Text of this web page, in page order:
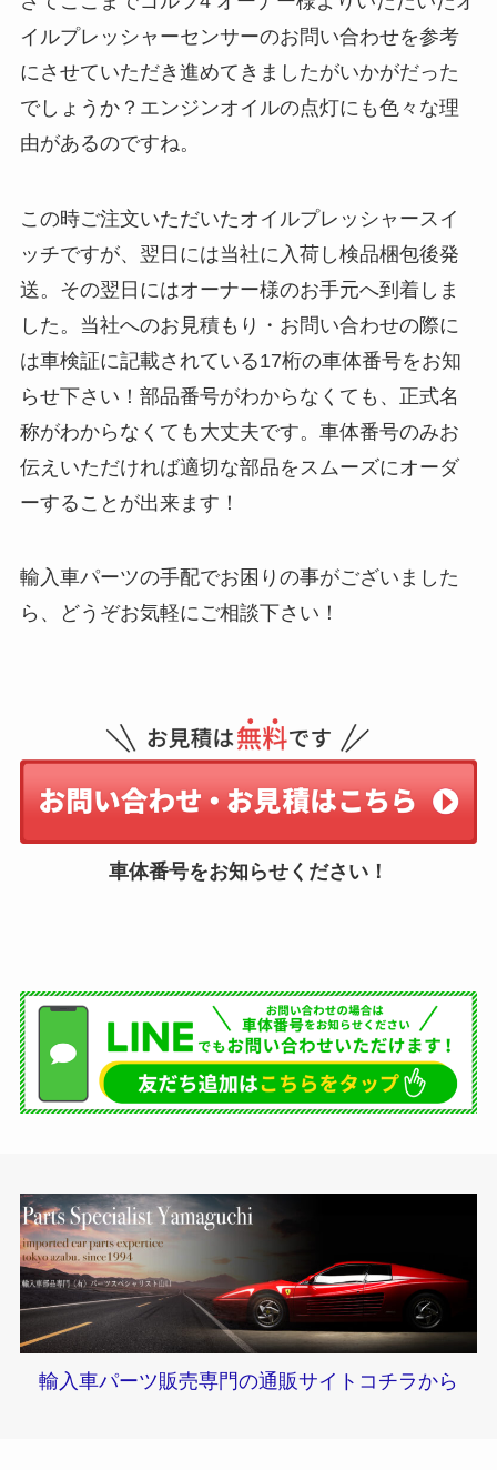
イルプレッシャーセンサーのお問い合わせを参考
にさせていただき進めてきましたがいかがだった
でしょうか？エンジンオイルの点灯にも色々な理
由があるのですね。
この時ご注文いただいたオイルプレッシャースイ
ッチですが、翌日には当社に入荷し検品梱包後発
送。その翌日にはオーナー様のお手元へ到着しま
した。当社へのお見積もり・お問い合わせの際に
は車検証に記載されている17桁の車体番号をお知
らせ下さい！部品番号がわからなくても、正式名
称がわからなくても大丈夫です。車体番号のみお
伝えいただければ適切な部品をスムーズにオーダ
ーすることが出来ます！
輸入車パーツの手配でお困りの事がございました
ら、どうぞお気軽にご相談下さい！
車体番号をお知らせください！
輸入車パーツ販売専門の通販サイトコチラから